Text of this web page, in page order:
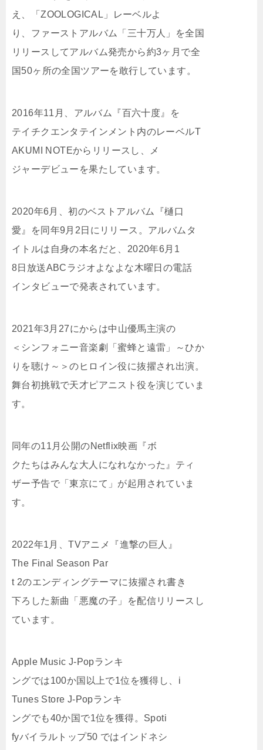
え、「ZOOLOGICAL」レーベルよ
り、ファーストアルバム「三十万人」を全国
リリースしてアルバム発売から約3ヶ月で全
国50ヶ所の全国ツアーを敢行しています。
2016年11月、アルバム『百六十度』を
テイチクエンタテインメント内のレーベルT
AKUMI NOTEからリリースし、メ
ジャーデビューを果たしています。
2020年6月、初のベストアルバム『樋口
愛』を同年9月2日にリリース。アルバムタ
イトルは自身の本名だと、2020年6月1
8日放送ABCラジオよなよな木曜日の電話
インタビューで発表されています。
2021年3月27にからは中山優馬主演の
＜シンフォニー音楽劇「蜜蜂と遠雷」～ひか
りを聴け～＞のヒロイン役に抜擢され出演。
舞台初挑戦で天才ピアニスト役を演じていま
す。
同年の11月公開のNetflix映画『ボ
クたちはみんな大人になれなかった』ティ
ザー予告で「東京にて」が起用されていま
す。
2022年1月、TVアニメ『進撃の巨人』
The Final Season Par
t 2のエンディングテーマに抜擢され書き
下ろした新曲「悪魔の子」を配信リリースし
ています。
Apple Music J-Popランキ
ングでは100か国以上で1位を獲得し、i
Tunes Store J-Popランキ
ングでも40か国で1位を獲得。Spoti
fyバイラルトップ50 ではインドネシ